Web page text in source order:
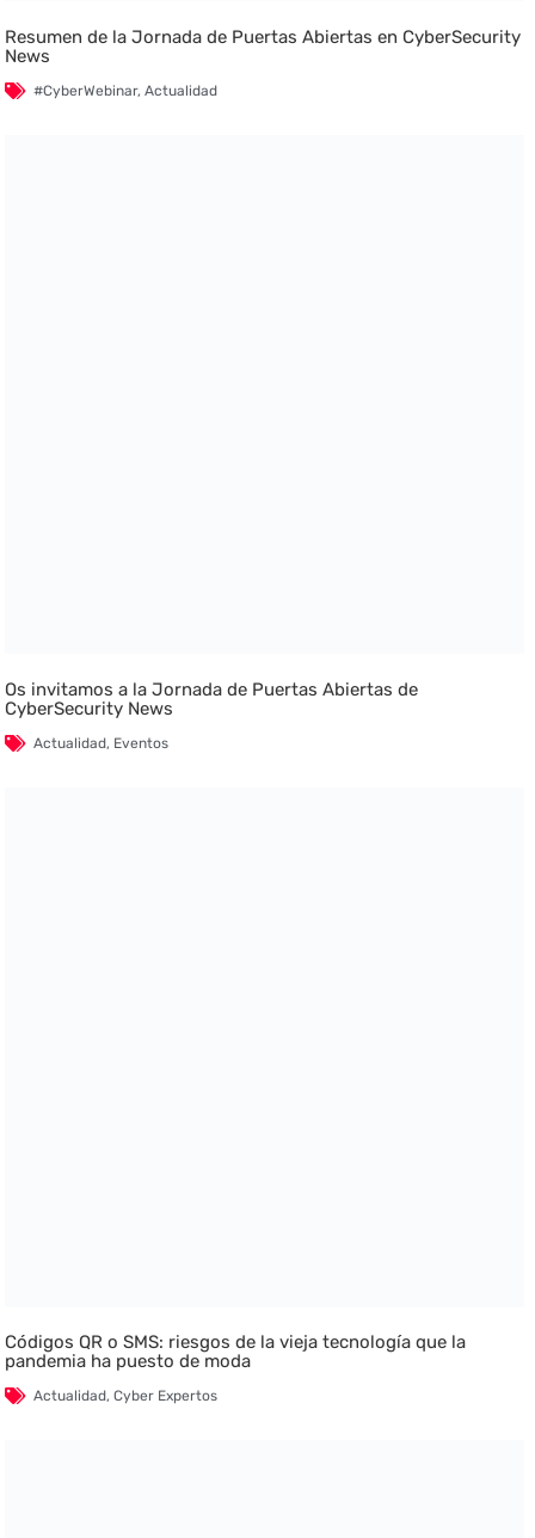
Resumen de la Jornada de Puertas Abiertas en CyberSecurity
News
#CyberWebinar,Actualidad
Os invitamos a la Jornada de Puertas Abiertas de
CyberSecurity News
Actualidad, Eventos
Códigos QR o SMS: riesgos de la vieja tecnología que la
pandemia ha puesto de moda
Actualidad,Cyber Expertos